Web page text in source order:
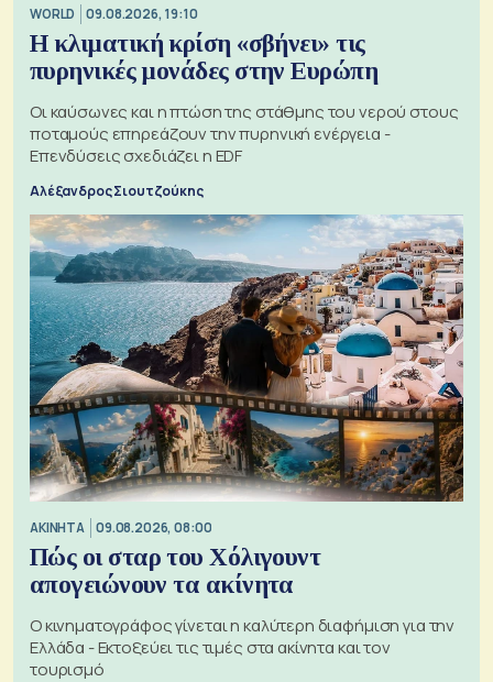
WORLD 09.08.2026, 19:10
Η κλιματική κρίση «σβήνει» τις
πυρηνικές μονάδες στην Ευρώπη
Οι καύσωνες και η πτώση της στάθμης του νερού στους
ποταμούς επηρεάζουν την πυρηνική ενέργεια -
Επενδύσεις σχεδιάζει η EDF
Αλέξανδρος Σιουτζούκης
ΑΚΙΝΗΤΑ 09.08.2026, 08:00
Πώς οι σταρ του Χόλιγουντ
απογειώνουν τα ακίνητα
Ο κινηματογράφος γίνεται η καλύτερη διαφήμιση για την
Ελλάδα - Εκτοξεύει τις τιμές στα ακίνητα και τον
τουρισμό